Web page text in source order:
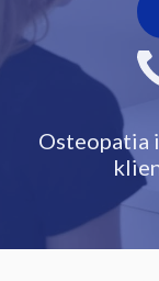
Osteopatia